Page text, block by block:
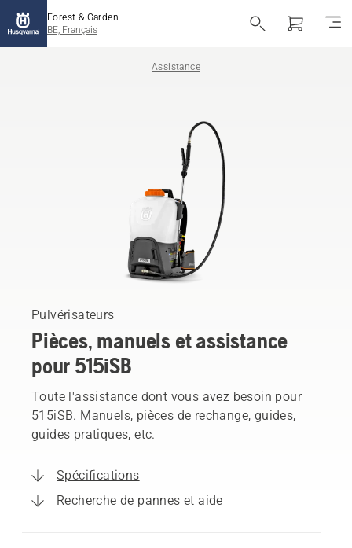
Forest & Garden
BE, Français
Assistance
Pulvérisateurs
Pièces, manuels et assistance
pour 515iSB
Toute l'assistance dont vous avez besoin pour
515iSB. Manuels, pièces de rechange, guides,
guides pratiques, etc.
Spécifications
Recherche de pannes et aide